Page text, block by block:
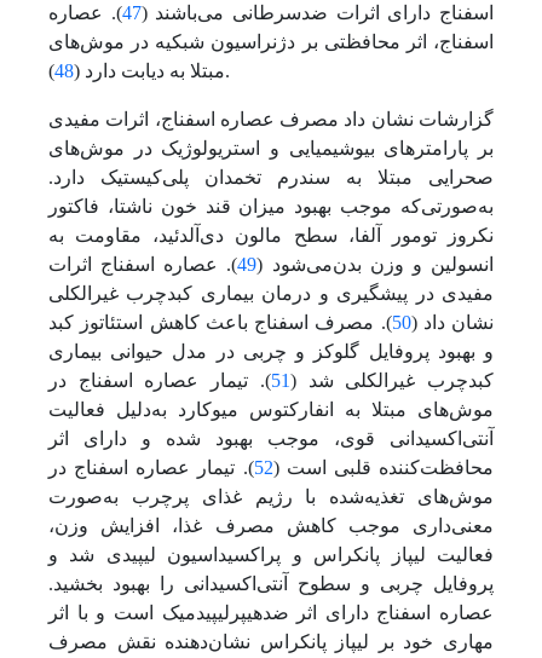
اسفناج دارای اثرات ضد‌سرطانی می‌باشند (47). عصاره
اسفناج، اثر محافظتی بر دژنراسیون شبکیه در موش‌های
مبتلا به دیابت دارد (48 ).
گزارشات نشان داد مصرف عصاره اسفناج، اثرات مفیدی
بر پارامترهای بیوشیمیایی و استریولوژیک در موش‌های
صحرایی مبتلا به سندرم تخمدان پلی‌کیستیک دارد.
به‌صورتی‌که موجب بهبود میزان قند خون ناشتا، فاکتور
نکروز تومور آلفا، سطح مالون دی‌آلدئید، مقاومت به
انسولین و وزن بدن‌می‌شود (49). عصاره اسفناج اثرات
مفیدی در پیشگیری و درمان بیماری کبدچرب غیرالکلی
نشان داد (50). مصرف اسفناج باعث کاهش استئاتوز کبد
و بهبود پروفایل گلوکز و چربی در مدل حیوانی بیماری
کبدچرب غیرالکلی شد (51). تیمار عصاره اسفناج در
موش‌های مبتلا به انفارکتوس میوکارد به‌دلیل فعالیت
آنتی‌اکسیدانی قوی، موجب بهبود شده و دارای اثر
محافظت‌کننده قلبی است (52). تیمار عصاره اسفناج در
موش‌های تغذیه‌شده با رژیم غذای پرچرب به‌صورت
معنی‌داری موجب کاهش مصرف غذا، افزایش وزن،
فعالیت لیپاز پانکراس و پراکسیداسیون لیپیدی شد و
پروفایل چربی و سطوح آنتی‌اکسیدانی را بهبود بخشید.
عصاره اسفناج دارای اثر ضد‌هیپرلیپیدمیک است و با اثر
مهاری خود بر لیپاز پانکراس نشان‌دهنده نقش مصرف